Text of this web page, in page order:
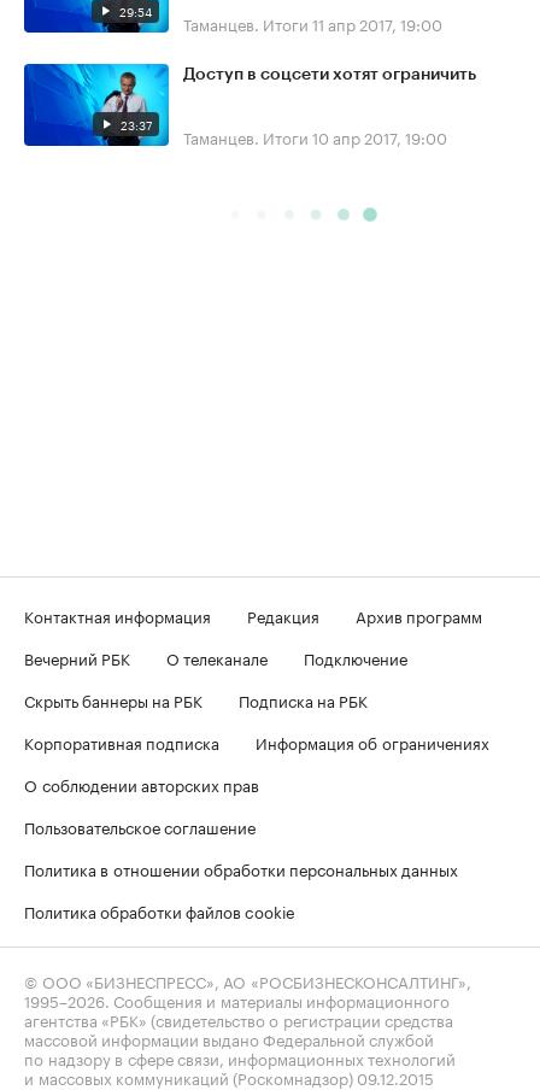
29:54 Таманцев. Итоги 11 апр 2017, 19:00
23:37
Доступ в соцсети хотят ограничить
Таманцев. Итоги 10 апр 2017, 19:00
Контактная информация Редакция
Архив программ
Вечерний РБК
О телеканале
Подключение
Скрыть баннеры на РБК
Подписка на РБК
Корпоративная подписка
Информация об ограничениях
О соблюдении авторских прав
Пользовательское соглашение
Политика в отношении обработки персональных данных
Политика обработки файлов cookie
© ООО «БИЗНЕСПРЕСС», АО «РОСБИЗНЕСКОНСАЛТИНГ»,
1995–2026 . Сообщения и материалы информационного
агентства «РБК» (свидетельство о регистрации средства
массовой информации выдано Федеральной службой
по надзору в сфере связи, информационных технологий
и массовых коммуникаций (Роскомнадзор) 09.12.2015